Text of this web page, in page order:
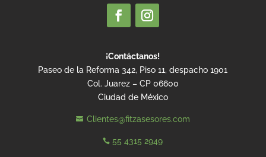
¡Contáctanos!
Paseo de la Reforma 342, Piso 11, despacho 1901
Col. Juarez – CP 06600
Ciudad de México
 Clientes@fitzasesores.com
 55 4315 2949